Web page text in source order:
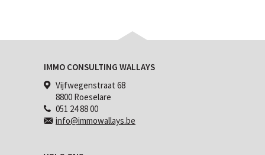
IMMO CONSULTING WALLAYS
Vijfwegenstraat 68
8800 Roeselare
051 24 88 00
info@immowallays.be